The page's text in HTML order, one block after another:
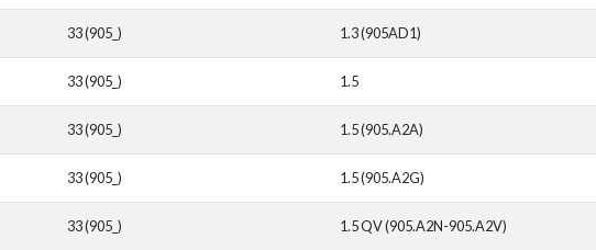
33 (905_) 1.3 (905AD1)
33 (905_) 1.5
33 (905_) 1.5 (905.A2A)
33 (905_) 1.5 (905.A2G)
33 (905_) 1.5 QV (905.A2N-905.A2V)